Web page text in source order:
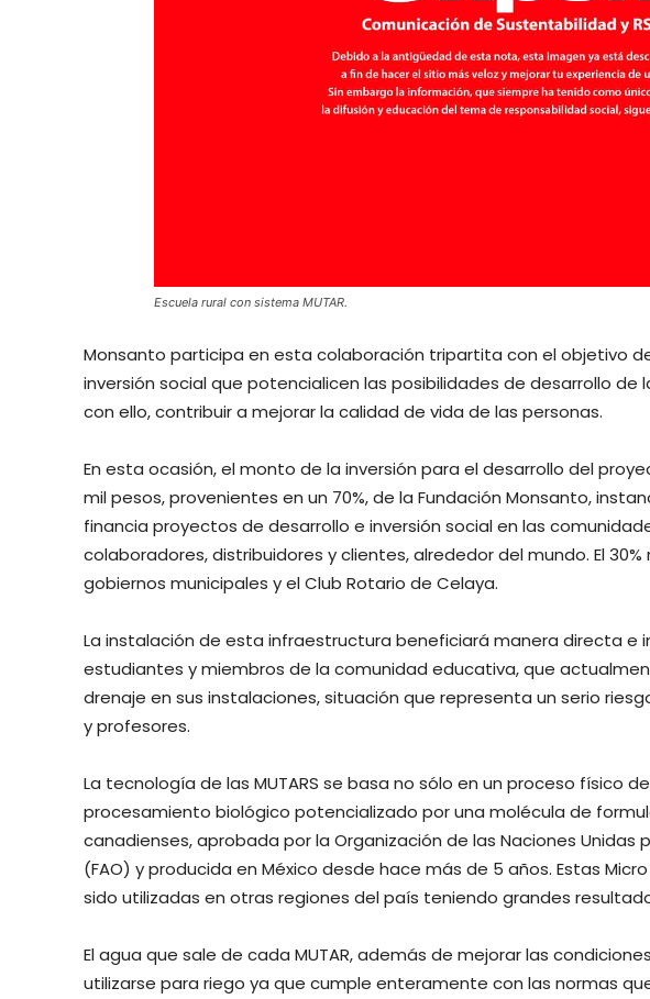
Escuela rural con sistema MUTAR.
Monsanto participa en esta colaboración tripartita con el objetivo
inversión social que potencialicen las posibilidades de desarrollo
con ello, contribuir a mejorar la calidad de vida de las personas.
En esta ocasión, el monto de la inversión para el desarrollo del
mil pesos, provenientes en un 70%, de la Fundación Monsanto,
financia proyectos de desarrollo e inversión social en las
colaboradores, distribuidores y clientes, alrededor del mundo. El
gobiernos municipales y el Club Rotario de Celaya.
La instalación de esta infraestructura beneficiará manera directa e
estudiantes y miembros de la comunidad educativa, que
drenaje en sus instalaciones, situación que representa un serio
y profesores.
La tecnología de las MUTARS se basa no sólo en un proceso físico
procesamiento biológico potencializado por una molécula de
canadienses, aprobada por la Organización de las Naciones Unidas
(FAO) y producida en México desde hace más de 5 años. Estas
sido utilizadas en otras regiones del país teniendo grandes
El agua que sale de cada MUTAR, además de mejorar las
utilizarse para riego ya que cumple enteramente con las normas